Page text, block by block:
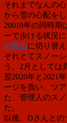
それまでなんの
から雪の心配をし
20019年の同時期
ーで歩ける状況
の登山に切り替え
それとてスノー
う、2月としては
翌2020年と2021
ージを負い、ツ
た、管理人のス
た。
以後、Dさんと